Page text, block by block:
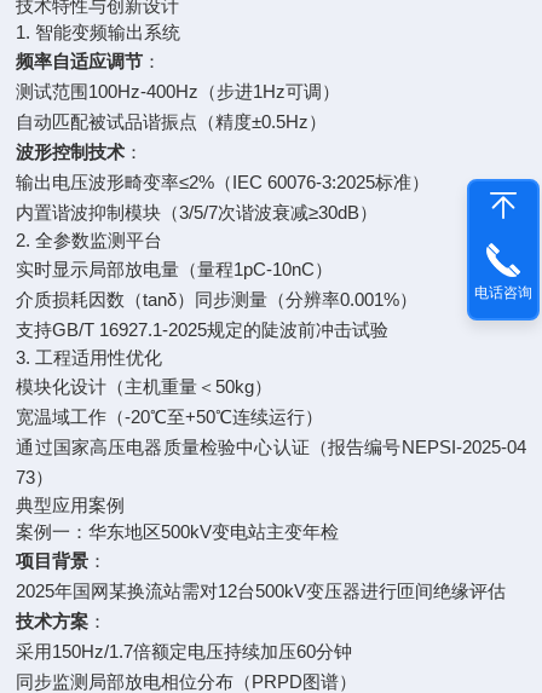
技术特性与创新设计
1. 智能变频输出系统
频率自适应调节 ：
测试范围100Hz-400Hz（步进1Hz可调）
自动匹配被试品谐振点（精度±0.5Hz）
波形控制技术 ：
输出电压波形畸变率≤2%（IEC 60076-3:2025标准）
内置谐波抑制模块（3/5/7次谐波衰减≥30dB）
2. 全参数监测平台
实时显示局部放电量（量程1pC-10nC）
介质损耗因数（tanδ）同步测量（分辨率0.001%）
支持GB/T 16927.1-2025规定的陡波前冲击试验
3. 工程适用性优化
模块化设计（主机重量＜50kg）
宽温域工作（-20℃至+50℃连续运行）
通过国家高压电器质量检验中心认证（报告编号NEPSI-2025-04
73）
典型应用案例
案例一：华东地区500kV变电站主变年检
项目背景 ：
2025年国网某换流站需对12台500kV变压器进行匝间绝缘评估
技术方案 ：
采用150Hz/1.7倍额定电压持续加压60分钟
同步监测局部放电相位分布（PRPD图谱）
电话咨询